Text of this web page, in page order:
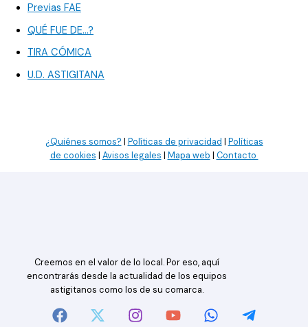
Previas FAE
QUÉ FUE DE…?
TIRA CÓMICA
U.D. ASTIGITANA
¿Quiénes somos? | Políticas de privacidad | Políticas
de cookies | Avisos legales | Mapa web | Contacto
Creemos en el valor de lo local. Por eso, aquí
encontrarás desde la actualidad de los equipos
astigitanos como los de su comarca.